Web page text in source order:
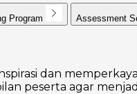
Program Assessment
dan
peserta agar